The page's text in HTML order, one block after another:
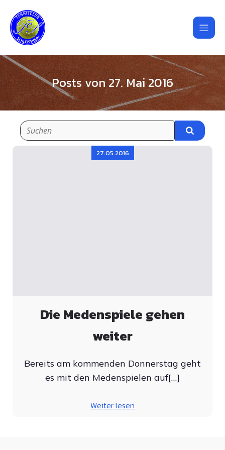
Posts von 27. Mai 2016
27.05.2016
Die Medenspiele gehen
weiter
Bereits am kommenden Donnerstag geht
es mit den Medenspielen auf[…]
Weiter lesen